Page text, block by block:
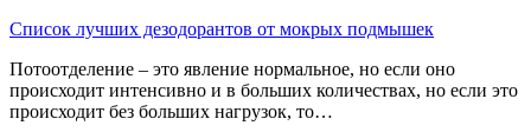
Список лучших дезодорантов от мокрых подмышек
Потоотделение – это явление нормальное, но если оно
происходит интенсивно и в больших количествах, но если это
происходит без больших нагрузок, то…